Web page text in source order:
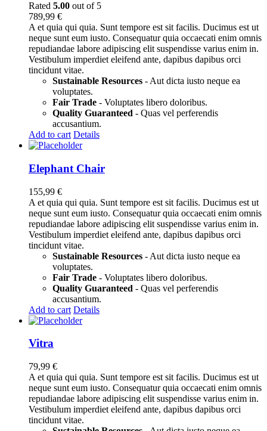
Rated 5.00 out of 5
789,99 €
A et quia qui quia. Sunt tempore est sit facilis. Ducimus est ut
neque sunt eum iusto. Consequatur quia occaecati enim omnis
repudiandae labore adipiscing elit suspendisse varius enim in.
Vestibulum imperdiet eleifend ante, dapibus dapibus orci
tincidunt vitae.
Sustainable Resources - Aut dicta iusto neque ea
voluptates.
Fair Trade - Voluptates libero doloribus.
Quality Guaranteed - Quas vel perferendis
accusantium.
Add to cart Details
Elephant Chair
155,99 €
A et quia qui quia. Sunt tempore est sit facilis. Ducimus est ut
neque sunt eum iusto. Consequatur quia occaecati enim omnis
repudiandae labore adipiscing elit suspendisse varius enim in.
Vestibulum imperdiet eleifend ante, dapibus dapibus orci
tincidunt vitae.
Sustainable Resources - Aut dicta iusto neque ea
voluptates.
Fair Trade - Voluptates libero doloribus.
Quality Guaranteed - Quas vel perferendis
accusantium.
Add to cart Details
Vitra
79,99 €
A et quia qui quia. Sunt tempore est sit facilis. Ducimus est ut
neque sunt eum iusto. Consequatur quia occaecati enim omnis
repudiandae labore adipiscing elit suspendisse varius enim in.
Vestibulum imperdiet eleifend ante, dapibus dapibus orci
tincidunt vitae.